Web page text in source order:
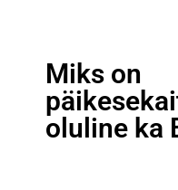
Miks on
oluline ka